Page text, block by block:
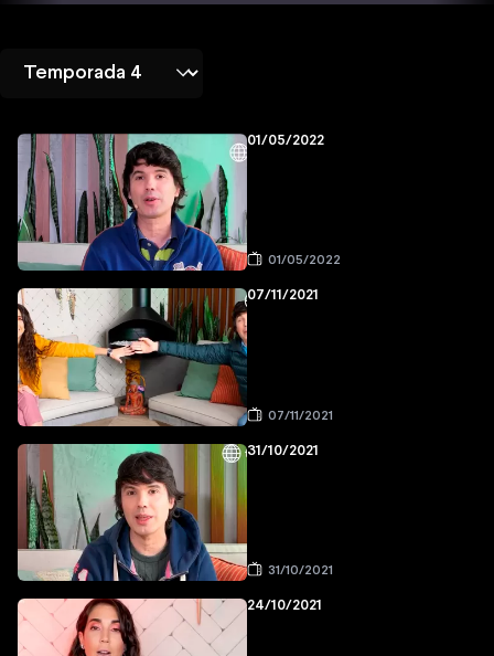
01/05/2022
01/05/2022
07/11/2021
07/11/2021
31/10/2021
31/10/2021
24/10/2021